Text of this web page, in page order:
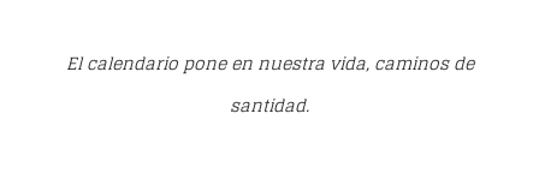
El calendario pone en nuestra vida, caminos de
santidad.